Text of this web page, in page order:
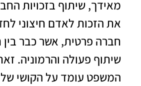
מאידך, שיתוף בזכויות
את הזכות לאדם חיצוני
חברה פרטית, אשר כבר בין
שיתוף פעולה והרמוניה.
המשפט עומד על הקושי